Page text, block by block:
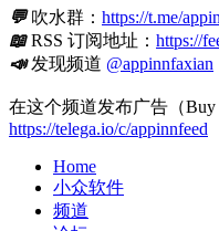
💬吹水群： https://t.me/
📖RSS 订阅地址： https://
📣发现频道 @appinnfaxian
在这个频道发布广告（Buy
https://telega.io/c/appinnfeed
Home
小众软件
频道